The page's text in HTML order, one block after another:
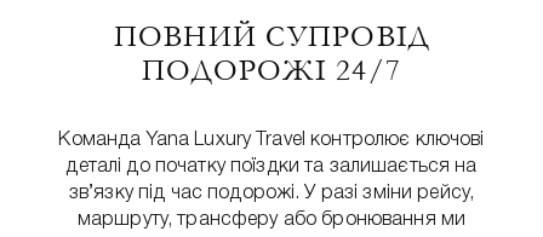
ПОВНИЙ СУПРОВІД
ПОДОРОЖІ 24/7
Команда Yana Luxury Travel контролює ключові
деталі до початку поїздки та залишається на
зв’язку під час подорожі. У разі зміни рейсу,
маршруту, трансферу або бронювання ми